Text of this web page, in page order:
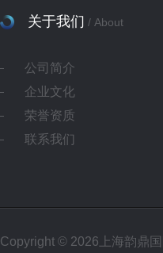
关于我们 / About
公司简介
企业文化
荣誉资质
联系我们
Copyright © 2026上海韵鼎